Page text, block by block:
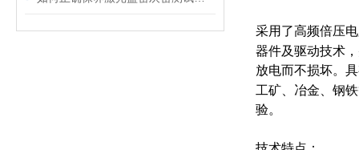
采用了高频倍压
器件及驱动技术
放电而不损坏。
工矿、冶金、钢
验。